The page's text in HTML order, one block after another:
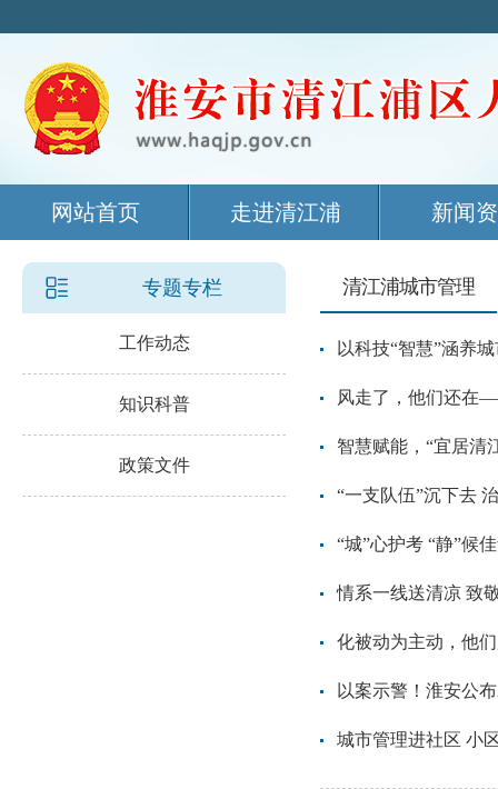
网站首页 走进清江浦 新闻
专题专栏
工作动态
知识科普
政策文件
清江浦城市管理
以科技“智慧”涵养
风走了，他们还在
智慧赋能，“宜居清
“一支队伍”沉下去
“城”心护考 “静”候
情系一线送清凉 致
化被动为主动，他
以案示警！淮安公
城市管理进社区 小